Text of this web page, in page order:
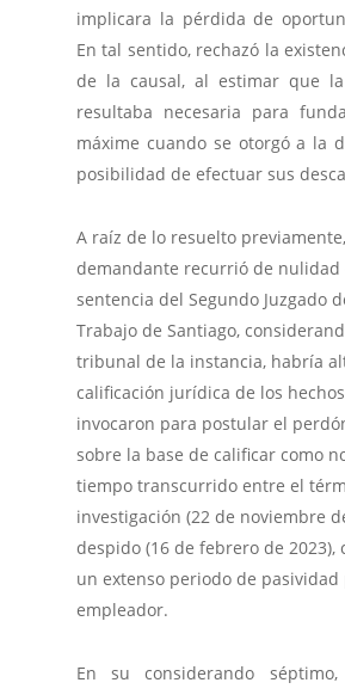
implicara la pérdida de
En tal sentido, rechazó la
de la causal, al estimar que la
resultaba necesaria para
máxime cuando se otorgó a la
posibilidad de efectuar sus
A raíz de lo resuelto
demandante recurrió de nulidad
sentencia del Segundo Juzgado
Trabajo de Santiago,
tribunal de la instancia, habría
calificación jurídica de los
invocaron para postular el
sobre la base de calificar como
tiempo transcurrido entre el
investigación (22 de noviembre
despido (16 de febrero de 2023),
un extenso periodo de
empleador.
En su considerando